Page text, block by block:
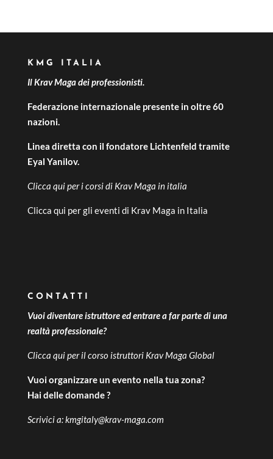
KMG ITALIA
Il Krav Maga dei professionisti.
Federazione internazionale presente in oltre 60
nazioni.
Linea diretta con il fondatore Lichtenfeld tramite
Eyal Yanilov.
Clicca qui per icorsi di Krav Maga in italia
Clicca qui per gli eventi di Krav Maga in Italia
CONTATTI
Vuoi diventare istruttore ed entrare a far parte di una
realtà professionale?
Clicca qui per ilcorso istruttori Krav Maga Global
Vuoi organizzare un evento nella tua zona?
Hai delle domande ?
Scrivici a:kmgitaly@krav-maga.com